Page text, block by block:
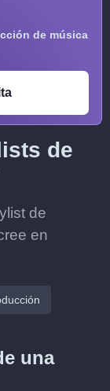
de música
de
de
en
una